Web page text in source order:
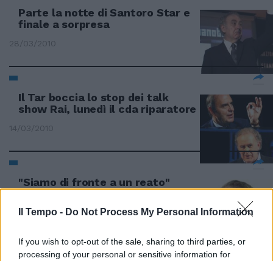
Il Tempo - Do Not Process My Personal Information
If you wish to opt-out of the sale, sharing to third parties, or
processing of your personal or sensitive information for
Parte la notte di Santoro Star e
finale a sorpresa
28/03/2010
Il Tar boccia lo stop dei talk
show Rai, lunedì il cda riparatore
14/03/2010
"Siamo di fronte a un reato"
Bertolaso: "Non sono un pirata"